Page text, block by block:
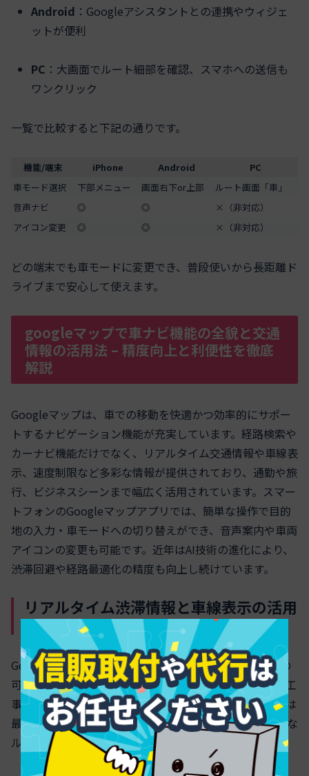
Android ：Googleアシスタントとの連携やウィジェ
ットが便利
PC ：大画面でルート細部を確認、スマホへの送信も
ワンクリック
一覧で比較すると下記の通りです。
機能/端末 iPhone Android
PC
車モード選択
下部メニュー 画面右下or上部
ルート画面「車」
音声ナビ
◎ ◎
×（非対応）
アイコン変更
◎ ◎ ×（非対応）
どの端末でも車モードに変更でき、普段使いから長距離ド
ライブまで安心して使えます。
googleマップで車ナビ機能の全貌と交通
情報の活用法 – 精度向上と利便性を徹底
解説
Googleマップは、車での移動を快適かつ効率的にサポー
トするナビゲーション機能が充実しています。経路検索や
カーナビ機能だけでなく、リアルタイム交通情報や車線表
示、速度制限など多彩な情報が提供されており、通勤や旅
行、ビジネスシーンまで幅広く活用されています。スマー
トフォンのGoogleマップアプリでは、簡単な操作で目的
地の入力・車モードへの切り替えができ、音声案内や車両
アイコンの変更も可能です。近年はAI技術の進化により、
渋滞回避や経路最適化の精度も向上し続けています。
リアルタイム渋滞情報と車線表示の活用
テクニック
Googleマップの強みの一つが、リアルタイム交通状況 の
可視化です。混雑エリアは地図上で色分けされ、事故や工
事による通行止め情報も随時反映されます。ドライバーは
最短経路だけでなく、所要時間や交通量を加味した最適な
ルートを選択できます。